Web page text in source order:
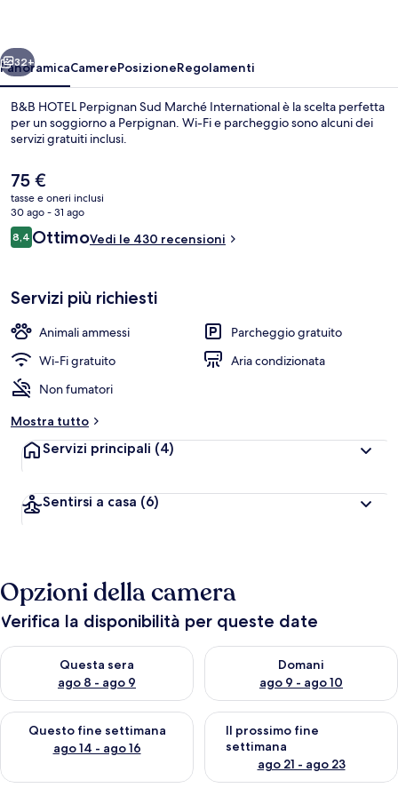
International
Avanti
32+
PanoramicaCamerePosizioneRegolamenti
B&B HOTEL Perpignan Sud Marché International è la scelta perfetta
per un soggiorno a Perpignan. Wi-Fi e parcheggio sono alcuni dei
servizi gratuiti inclusi.
Il
prezzo
attuale
è
75 €
75 €
tasse e oneri inclusi
30 ago - 31 ago
Recensioni
8,48,4 su 10
OttimoVedi le 430 recensioni
Servizi più richiesti
Animali ammessi
Parcheggio gratuito
Wi-Fi gratuito
Aria condizionata
Non fumatori
Mostra tutto
Servizi principali (4)
Sentirsi a casa (6)
Opzioni della camera
Verifica la disponibilità per queste date
Questa sera
ago 8 - ago 9
Verifica la disponibilità per questa sera, ago 8 - ago 9
Domani
ago 9 - ago 10
Verifica la disponibilità per
Questo fine settimana
ago 14 - ago 16
Verifica la disponibilità per questo fine settimana, ago 14 -
Il prossimo fine
settimana
ago 21 - ago 23
Verifica la disponibilità per il